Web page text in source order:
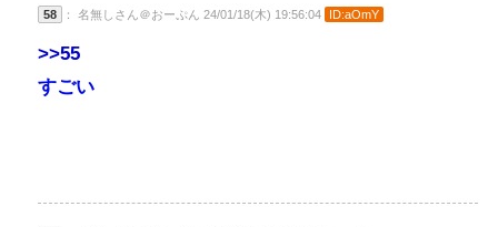
58 ： 名無しさん＠おーぷん 24/01/18(木) 19:56:04 ID:aOmY
>>55
すごい